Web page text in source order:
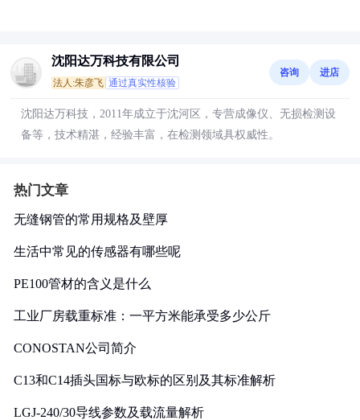
沈阳达万科技有限公司
法人:朱彦飞 通过真实性核验
咨询 进店
沈阳达万科技，2011年成立于沈河区，专营成像仪、无损检测设
备等，技术精湛，经验丰富，在检测领域具权威性。
热门文章
无缝钢管的常用规格及壁厚
生活中常见的传感器有哪些呢
PE100管材的含义是什么
工业厂房载重标准：一平方米能承受多少公斤
CONOSTAN公司简介
C13和C14插头国标与欧标的区别及其标准解析
LGJ-240/30导线参数及载流量解析